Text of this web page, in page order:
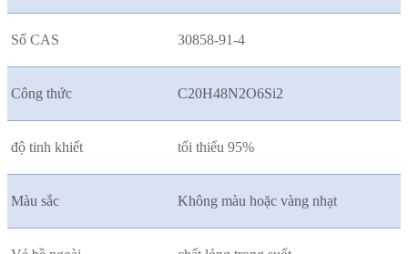
Số CAS 30858-91-4
Công thức C20H48N2O6Si2
độ tinh khiết tối thiểu 95%
Màu sắc Không màu hoặc vàng nhạt